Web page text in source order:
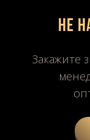
Не
Закажите